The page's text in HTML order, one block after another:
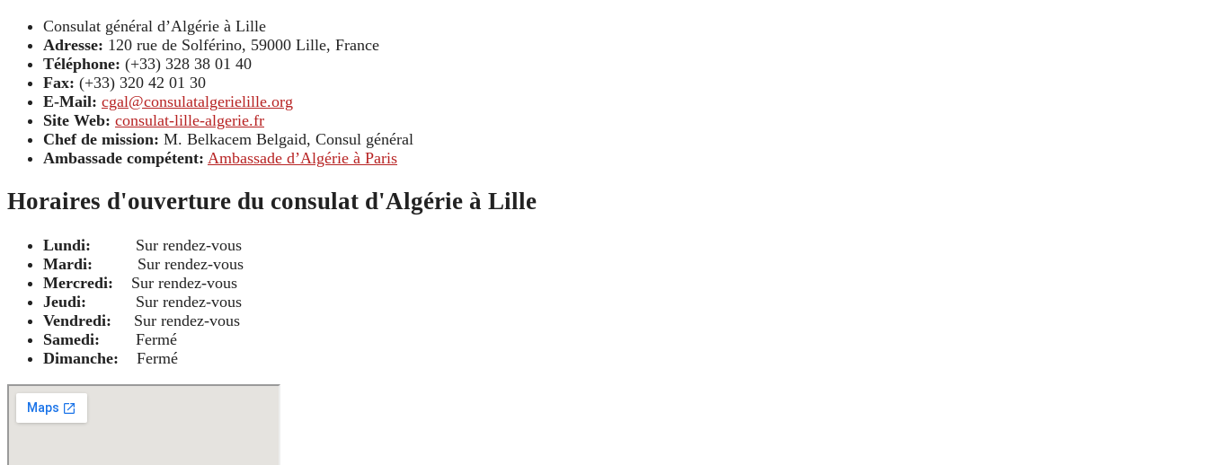
Consulat général d’Algérie à Lille
Adresse: 120 rue de Solférino, 59000 Lille, France
Téléphone: (+33) 328 38 01 40
Fax: (+33) 320 42 01 30
E-Mail: cgal@consulatalgerielille.org
Site Web: consulat-lille-algerie.fr
Chef de mission: M. Belkacem Belgaid, Consul général
Ambassade compétent: Ambassade d’Algérie à Paris
Horaires d'ouverture du consulat d'Algérie à Lille
Lundi: Sur rendez-vous
Mardi: Sur rendez-vous
Mercredi: Sur rendez-vous
Jeudi: Sur rendez-vous
Vendredi: Sur rendez-vous
Samedi: Fermé
Dimanche: Fermé